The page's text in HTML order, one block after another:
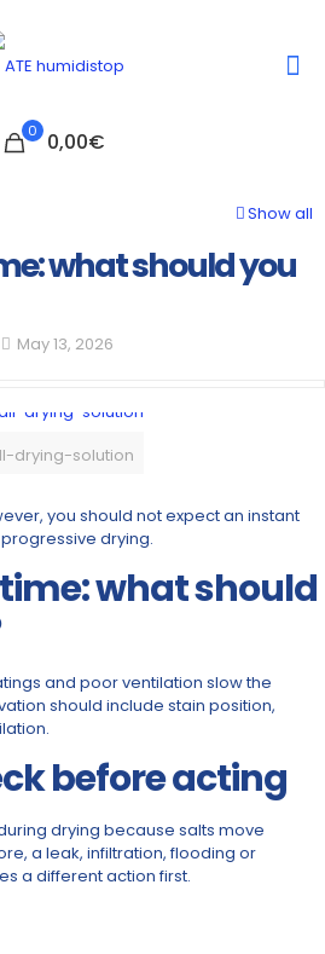
0 0,00€
Show all
what should you
May 13, 2026
drying-solution
you should not expect an instant
drying.
what should
and poor ventilation slow the
should include stain position,
before acting
drying because salts move
a leak, infiltration, flooding or
a different action first.